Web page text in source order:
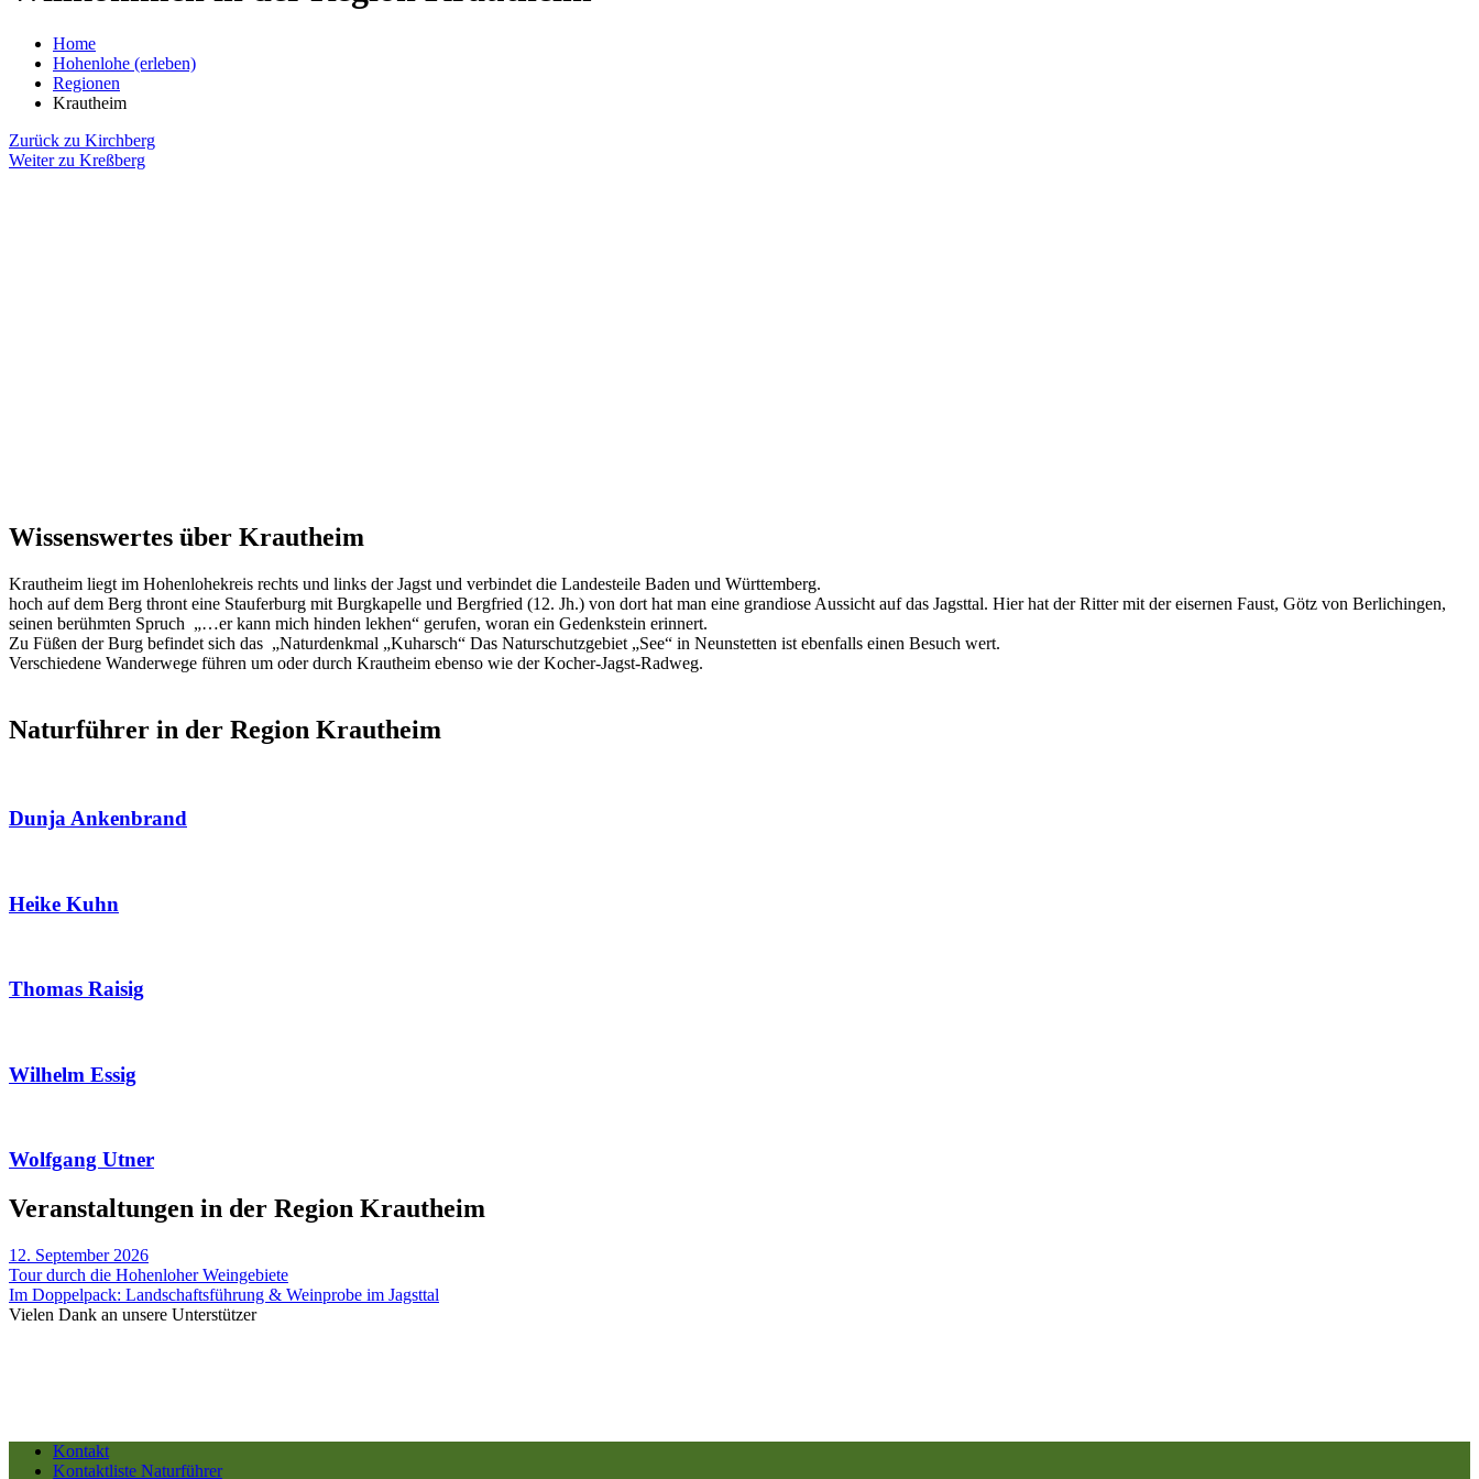
Home
Hohenlohe (erleben)
Regionen
Krautheim
Zurück zu Kirchberg
Weiter zu Kreßberg
Wissenswertes über Krautheim
Krautheim liegt im Hohenlohekreis rechts und links der Jagst und verbindet die Landesteile Baden und Württemberg.
hoch auf dem Berg thront eine Stauferburg mit Burgkapelle und Bergfried (12. Jh.) von dort hat man eine grandiose Aussicht auf das Jagsttal. Hier hat der Ritter mit der eisernen Faust, Götz von Berlichingen,
seinen berühmten Spruch „…er kann mich hinden lekhen“ gerufen, woran ein Gedenkstein erinnert.
Zu Füßen der Burg befindet sich das „Naturdenkmal „Kuharsch“ Das Naturschutzgebiet „See“ in Neunstetten ist ebenfalls einen Besuch wert.
Verschiedene Wanderwege führen um oder durch Krautheim ebenso wie der Kocher-Jagst-Radweg.
Naturführer in der Region Krautheim
Dunja Ankenbrand
Heike Kuhn
Thomas Raisig
Wilhelm Essig
Wolfgang Utner
Veranstaltungen in der Region Krautheim
12. September 2026
Tour durch die Hohenloher Weingebiete
Im Doppelpack: Landschaftsführung & Weinprobe im Jagsttal
Vielen Dank an unsere Unterstützer
Kontakt
Kontaktliste Naturführer